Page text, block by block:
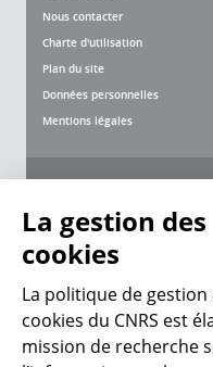
Nous contacter
Charte d'utilisation
Plan du site
Données personnelles
Mentions légales
La gestion des
cookies
La politique de gestion
cookies du CNRS est
mission de recherche